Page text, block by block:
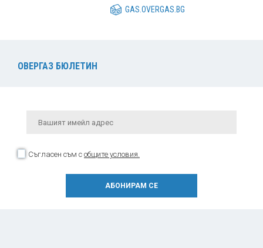
GAS.OVERGAS.BG
ОВЕРГАЗ БЮЛЕТИН
Съгласен съм с общите условия.